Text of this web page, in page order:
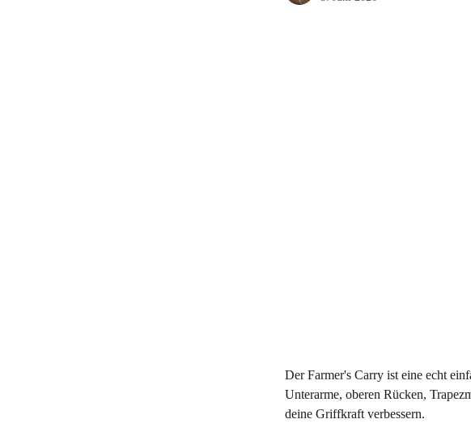
Der Farmer's Carry ist eine echt
Unterarme, oberen Rücken,
deine Griffkraft verbessern.